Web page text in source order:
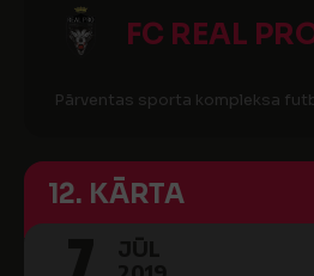
FC REAL
Pārventas sporta kompleksa
12. KĀRTA